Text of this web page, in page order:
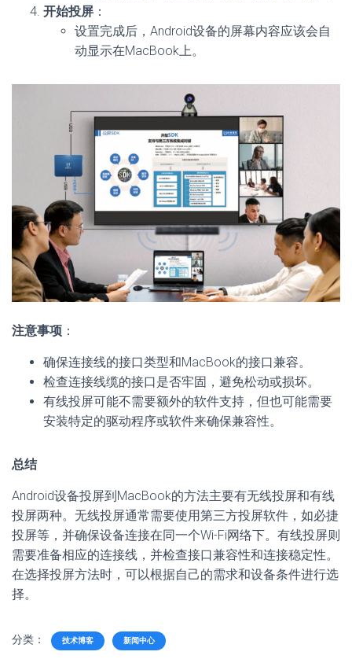
开始投屏 ：
设置完成后，Android设备的屏幕内容应该会自
动显示在MacBook上。
注意事项 ：
确保连接线的接口类型和MacBook的接口兼容。
检查连接线缆的接口是否牢固，避免松动或损坏。
有线投屏可能不需要额外的软件支持，但也可能需要
安装特定的驱动程序或软件来确保兼容性。
总结
Android设备投屏到MacBook的方法主要有无线投屏和有线
投屏两种。无线投屏通常需要使用第三方投屏软件，如必捷
投屏等，并确保设备连接在同一个Wi-Fi网络下。有线投屏则
需要准备相应的连接线，并检查接口兼容性和连接稳定性。
在选择投屏方法时，可以根据自己的需求和设备条件进行选
择。
分类： 技术博客 新闻中心